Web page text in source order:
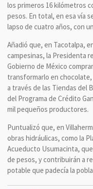
los primeros 16 kilómetros
pesos. En total, en esa vía
lapso de cuatro años, con
Añadió que, en Tacotalpa,
campesinas, la Presidenta
Gobierno de México
transformarlo en
a través de las Tiendas del
del Programa de Crédito
mil pequeños productores.
Puntualizó que, en
obras hidráulicas, como la
Acueducto Usumacinta,
de pesos, y contribuirán a
potable que padecía la